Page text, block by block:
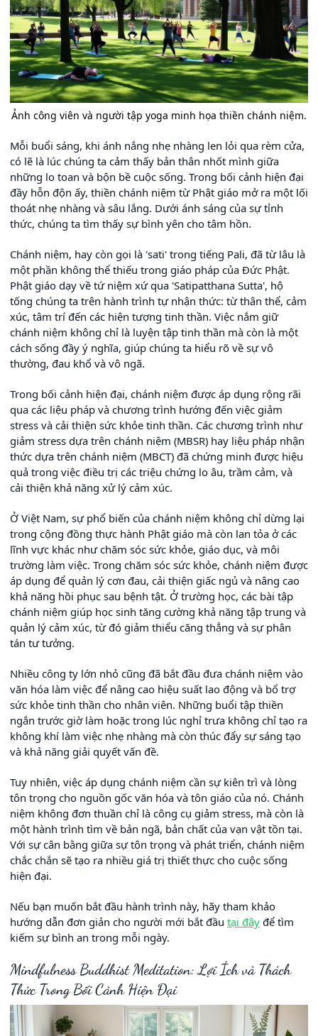
Ảnh công viên và người tập yoga minh họa thiền chánh niệm.
Mỗi buổi sáng, khi ánh nắng nhẹ nhàng len lỏi qua rèm cửa,
có lẽ là lúc chúng ta cảm thấy bản thân nhốt mình giữa
những lo toan và bộn bề cuộc sống. Trong bối cảnh hiện đại
đầy hỗn độn ấy, thiền chánh niệm từ Phật giáo mở ra một lối
thoát nhẹ nhàng và sâu lắng. Dưới ánh sáng của sự tỉnh
thức, chúng ta tìm thấy sự bình yên cho tâm hồn.
Chánh niệm, hay còn gọi là 'sati' trong tiếng Pali, đã từ lâu là
một phần không thể thiếu trong giáo pháp của Đức Phật.
Phật giáo dạy về tứ niệm xứ qua 'Satipatthana Sutta', hộ
tống chúng ta trên hành trình tự nhận thức: từ thân thể, cảm
xúc, tâm trí đến các hiện tượng tinh thần. Việc nắm giữ
chánh niệm không chỉ là luyện tập tinh thần mà còn là một
cách sống đầy ý nghĩa, giúp chúng ta hiểu rõ về sự vô
thường, đau khổ và vô ngã.
Trong bối cảnh hiện đại, chánh niệm được áp dụng rộng rãi
qua các liệu pháp và chương trình hướng đến việc giảm
stress và cải thiện sức khỏe tinh thần. Các chương trình như
giảm stress dựa trên chánh niệm (MBSR) hay liệu pháp nhận
thức dựa trên chánh niệm (MBCT) đã chứng minh được hiệu
quả trong việc điều trị các triệu chứng lo âu, trầm cảm, và
cải thiện khả năng xử lý cảm xúc.
Ở Việt Nam, sự phổ biến của chánh niệm không chỉ dừng lại
trong cộng đồng thực hành Phật giáo mà còn lan tỏa ở các
lĩnh vực khác như chăm sóc sức khỏe, giáo dục, và môi
trường làm việc. Trong chăm sóc sức khỏe, chánh niệm được
áp dụng để quản lý cơn đau, cải thiện giấc ngủ và nâng cao
khả năng hồi phục sau bệnh tật. Ở trường học, các bài tập
chánh niệm giúp học sinh tăng cường khả năng tập trung và
quản lý cảm xúc, từ đó giảm thiểu căng thẳng và sự phân
tán tư tưởng.
Nhiều công ty lớn nhỏ cũng đã bắt đầu đưa chánh niệm vào
văn hóa làm việc để nâng cao hiệu suất lao động và bổ trợ
sức khỏe tinh thần cho nhân viên. Những buổi tập thiền
ngắn trước giờ làm hoặc trong lúc nghỉ trưa không chỉ tạo ra
không khí làm việc nhẹ nhàng mà còn thúc đẩy sự sáng tạo
và khả năng giải quyết vấn đề.
Tuy nhiên, việc áp dụng chánh niệm cần sự kiên trì và lòng
tôn trọng cho nguồn gốc văn hóa và tôn giáo của nó. Chánh
niệm không đơn thuần chỉ là công cụ giảm stress, mà còn là
một hành trình tìm về bản ngã, bản chất của vạn vật tồn tại.
Với sự cân bằng giữa sự tôn trọng và phát triển, chánh niệm
chắc chắn sẽ tạo ra nhiều giá trị thiết thực cho cuộc sống
hiện đại.
Nếu bạn muốn bắt đầu hành trình này, hãy tham khảo
hướng dẫn đơn giản cho người mới bắt đầu tại đây để tìm
kiếm sự bình an trong mỗi ngày.
Mindfulness Buddhist Meditation: Lợi Ích và Thách
Thức Trong Bối Cảnh Hiện Đại